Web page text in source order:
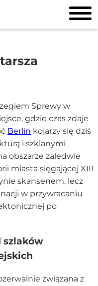
Sprewy w
gdzie czas zdaje
Berlin kojarzy się dziś
i szklanymi
obszarze zaledwie
miasta sięgającej XIII
skansenem, lecz
w przywracaniu
po
szlaków
związana z